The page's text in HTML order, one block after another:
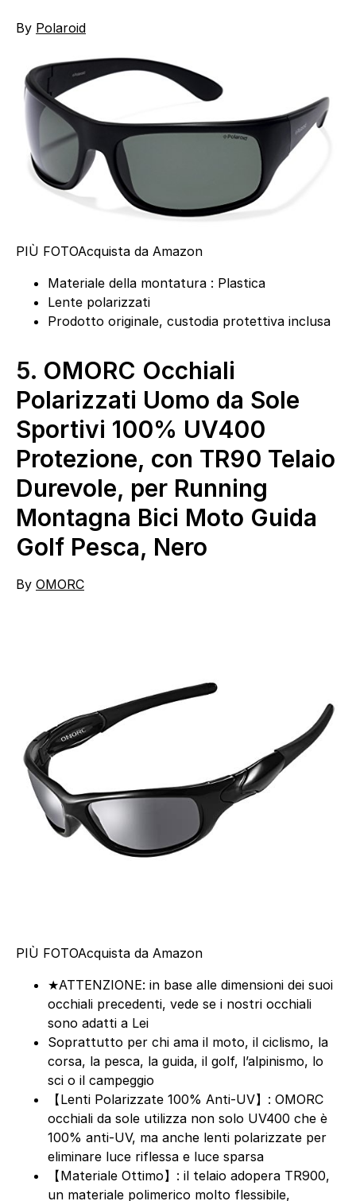
By Polaroid
PIÙ FOTOAcquista da Amazon
Materiale della montatura : Plastica
Lente polarizzati
Prodotto originale, custodia protettiva inclusa
5. OMORC Occhiali
Polarizzati Uomo da Sole
Sportivi 100% UV400
Protezione, con TR90 Telaio
Durevole, per Running
Montagna Bici Moto Guida
Golf Pesca, Nero
By OMORC
PIÙ FOTOAcquista da Amazon
★ATTENZIONE: in base alle dimensioni dei suoi
occhiali precedenti, vede se i nostri occhiali
sono adatti a Lei
Soprattutto per chi ama il moto, il ciclismo, la
corsa, la pesca, la guida, il golf, l’alpinismo, lo
sci o il campeggio
【Lenti Polarizzate 100% Anti-UV】: OMORC
occhiali da sole utilizza non solo UV400 che è
100% anti-UV, ma anche lenti polarizzate per
eliminare luce riflessa e luce sparsa
【Materiale Ottimo】: il telaio adopera TR900,
un materiale polimerico molto flessibile,